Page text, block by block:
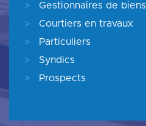
>
Gestionnaires de biens
>
Courtiers en travaux
>
Particuliers
>
Syndics
>
Prospects